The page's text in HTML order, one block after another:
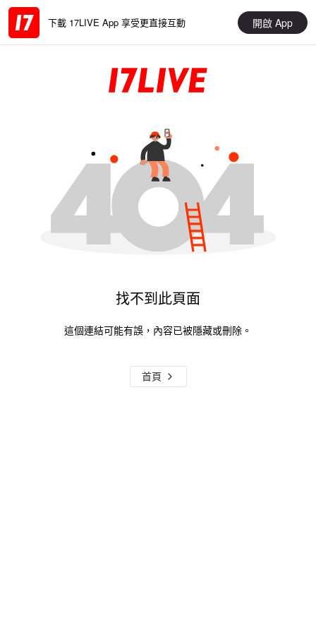
下載 17LIVE App 享受更直接互動 開啟 App
找不到此頁面
這個連結可能有誤，內容已被隱藏或刪除。
首頁